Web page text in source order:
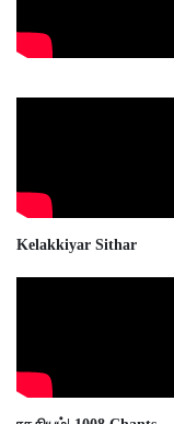
Kelakkiyar Sithar